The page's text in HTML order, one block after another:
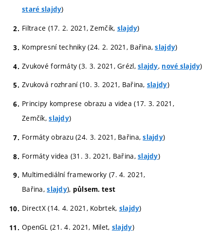
staré slajdy)
Filtrace (17. 2. 2021, Zemčík, slajdy)
Kompresní techniky (24. 2. 2021, Bařina,slajdy)
Zvukové formáty (3. 3. 2021, Grézl,slajdy, nové slajdy)
Zvuková rozhraní (10. 3. 2021, Bařina, slajdy)
Principy komprese obrazu a videa (17. 3. 2021,
Zemčík,slajdy)
Formáty obrazu (24. 3. 2021, Bařina,slajdy)
Formáty videa (31. 3. 2021, Bařina,slajdy)
Multimediální frameworky (7. 4. 2021,
Bařina,slajdy), půlsem. test
DirectX (14. 4. 2021, Kobrtek, slajdy)
OpenGL (21. 4. 2021, Milet, slajdy)